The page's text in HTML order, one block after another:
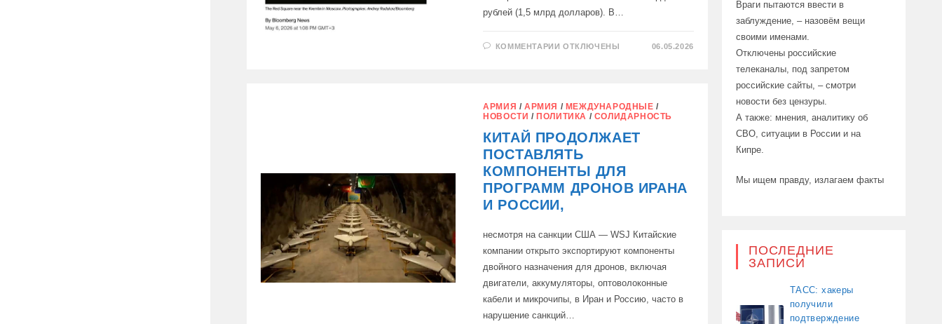
рублей (1,5 млрд долларов). В…
КОММЕНТАРИИ К
ПОПОЛНИЛА
СВОЙ
НАЦИОНАЛЬНОГО
БЛАГОСОСТОЯНИЯ
ОТКЛЮЧЕНЫ 06.05.2026
АРМИЯ / АРМИЯ / МЕЖДУНАРОДНЫЕ /
НОВОСТИ / ПОЛИТИКА / СОЛИДАРНОСТЬ
КИТАЙ ПРОДОЛЖАЕТ
ПОСТАВЛЯТЬ
КОМПОНЕНТЫ ДЛЯ
ПРОГРАММ ДРОНОВ ИРАНА
И РОССИИ,
несмотря на санкции США — WSJ Китайские
компании открыто экспортируют компоненты
двойного назначения для дронов, включая
двигатели, аккумуляторы, оптоволоконные
кабели и микрочипы, в Иран и Россию, часто в
нарушение санкций…
Враги пытаются ввести в
заблуждение, – назовём вещи
своими именами.
Отключены российские
телеканалы, под запретом
российские сайты, – смотри
новости без цензуры.
А также: мнения, аналитику об
СВО, ситуации в России и на
Кипре.
Мы ищем правду, излагаем факты
ПОСЛЕДНИЕ
ЗАПИСИ
ТАСС: хакеры
получили
подтверждение